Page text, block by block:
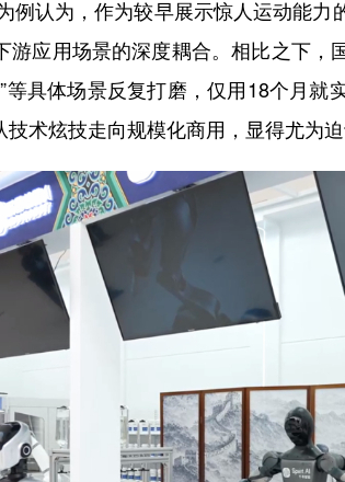
认为，作为较早展示惊人运动能力
游应用场景的深度耦合。相比之下，
等具体场景反复打磨，仅用18个月
术炫技走向规模化商用，显得尤为迫